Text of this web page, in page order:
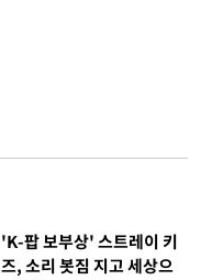
'K-팝 보부상' 스트레이 키
즈, 소리 봇짐 지고 세상으